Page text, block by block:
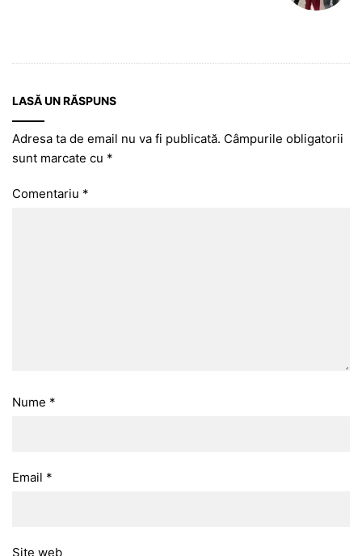
LASĂ UN RĂSPUNS
Adresa ta de email nu va fi publicată. Câmpurile obligatorii
sunt marcate cu *
Comentariu *
Nume *
Email *
Site web